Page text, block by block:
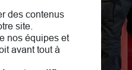
des contenus
site.
nos équipes et
avant tout à